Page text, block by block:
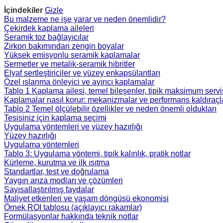
İçindekiler Gizle
Bu malzeme ne işe yarar ve neden önemlidir?
Çekirdek kaplama aileleri
Seramik toz bağlayıcılar
Zirkon bakımından zengin boyalar
Yüksek emisyonlu seramik kaplamalar
Sermetler ve metalik-seramik hibritler
Elyaf sertleştiriciler ve yüzey enkapsülantları
Özel ıslanma önleyici ve ayırıcı kaplamalar
Tablo 1 Kaplama ailesi, temel bileşenler, tipik maksimum servis
Kaplamalar nasıl korur: mekanizmalar ve performans
Tablo 2 Temel ölçülebilir özellikler ve neden önemli oldukları
Tesisiniz için kaplama seçimi
Uygulama yöntemleri ve yüzey hazırlığı
Yüzey hazırlığı
Uygulama yöntemleri
Tablo 3: Uygulama yöntemi, tipik kalınlık, pratik notlar
Kürleme, kurutma ve ilk ısıtma
Standartlar, test ve doğrulama
Yaygın arıza modları ve çözümleri
Sayısallaştırılmış faydalar
Maliyet etkenleri ve yaşam döngüsü ekonomisi
Örnek ROI tablosu (açıklayıcı rakamlar)
Formülasyonlar hakkında teknik notlar